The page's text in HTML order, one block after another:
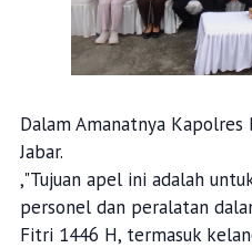
Dalam Amanatnya Kapolres
Jabar.
,"Tujuan apel ini adalah
personel dan peralatan
Fitri 1446 H, termasuk